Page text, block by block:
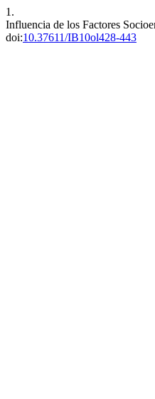
1.
Influencia de los Factores
doi:10.37611/IB10ol428-443